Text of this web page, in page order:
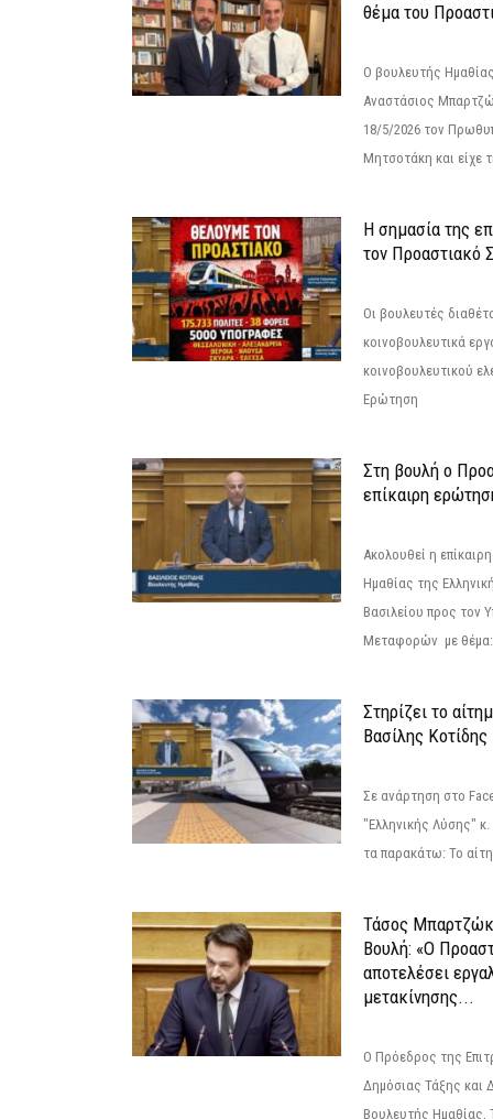
θέμα του
Ο βουλευτής
Αναστάσιος
18/5/2026 τον
Μητσοτάκη και είχε
Η σημασία της
τον Προαστιακό
Οι βουλευτές
κοινοβουλευτικά
κοινοβουλευτικού
Ερώτηση
Στη βουλή ο
επίκαιρη
Ακολουθεί η
Ημαθίας της
Βασιλείου προς τον
Μεταφορών με θέμα:
Στηρίζει το
Βασίλης Κοτίδης
Σε ανάρτηση στο
"Ελληνικής Λύσης"
τα παρακάτω: Το
Τάσος
Βουλή: «Ο
αποτελέσει
μετακίνησης...
Ο Πρόεδρος της
Δημόσιας Τάξης και
Βουλευτής